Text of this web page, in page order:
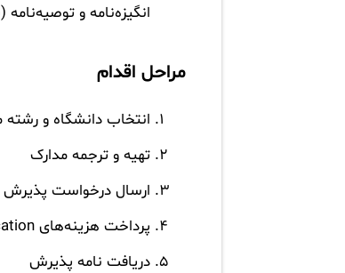
انگیزه‌نامه و
مراحل اقدام
انتخاب دانشگاه و رشته
تهیه و ترجمه مدارک
ارسال درخواست پذیرش
پرداخت هزینه‌های application
دریافت نامه پذیرش